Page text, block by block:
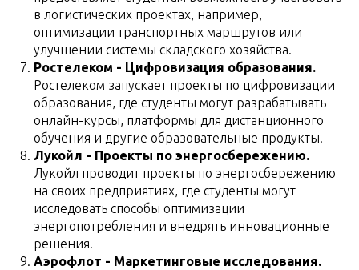
в логистических проектах, например,
оптимизации транспортных маршрутов или
улучшении системы складского хозяйства.
Ростелеком - Цифровизация образования.
Ростелеком запускает проекты по цифровизации
образования, где студенты могут разрабатывать
онлайн-курсы, платформы для дистанционного
обучения и другие образовательные продукты.
Лукойл - Проекты по энергосбережению.
Лукойл проводит проекты по энергосбережению
на своих предприятиях, где студенты могут
исследовать способы оптимизации
энергопотребления и внедрять инновационные
решения.
Аэрофлот - Маркетинговые исследования.